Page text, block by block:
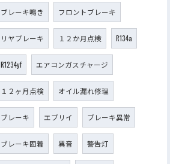
ブレーキ鳴き フロントブレーキ
リヤブレーキ １２か月点検 R134a
R1234yf エアコンガスチャージ
１２ヶ月点検 オイル漏れ修理
ブレーキ エブリイ ブレーキ異常
ブレーキ固着 異音 警告灯